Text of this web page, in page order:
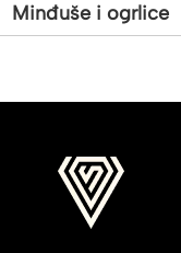
Minđuše i ogrlice